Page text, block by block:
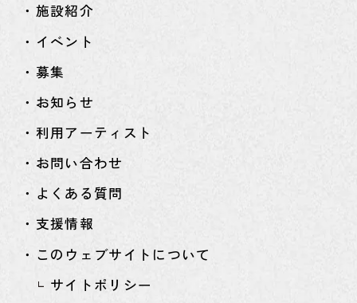
・施設紹介
・イベント
・募集
・お知らせ
・利用アーティスト
・お問い合わせ
・よくある質問
・支援情報
・このウェブサイトについて
サイトポリシー